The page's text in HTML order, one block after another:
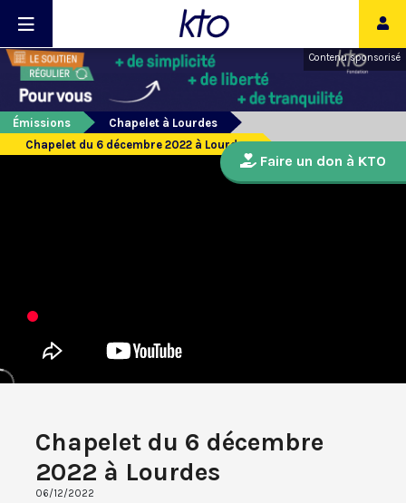
Contenu sponsorisé
Émissions
Chapelet à Lourdes
Chapelet du 6 décembre 2022 à Lourdes
Chapelet du 6 décembre
2022 à Lourdes
06/12/2022
Faire un don à KTO